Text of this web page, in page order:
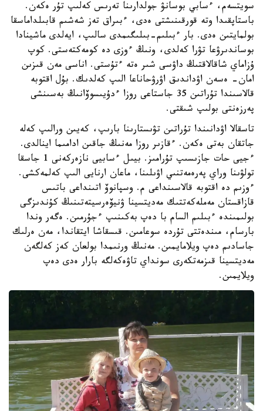
سويتسەم، ءسابي بوسانۋ جولدارىنا تەرىس كەلىپ تۇر ەكەن.
باستاپقىدا وتە قورقىنىشتى ەدى، ءبىراق تەز شەشىم قابىلداماسقا
بولمايتىن ەدى. بار ءبىلىم-بىلىگىمدى سالىپ، ايەلدى ماشينادا
بوساندىرۋعا تۋرا كەلدى، ونىڭ ءوزى دە كومەكتەستى. كوپ
ۇزاماي شاقالاقتىڭ داۋسى شىر ەتە ءتۇستى. اناسى مەن قىزىن
امان- ەسەن اۋداندىق اۋرۋحاناعا الىپ كەلدىك. بۇل اقتوبە
قالاسىندا تۇراتىن 35 جاستاعى روزا ءدۇيىسوۆانىڭ بەسىنشى
پەرزەنتى بولىپ شىقتى.
تاسقالا اۋدانىندا تۇراتىن تۋىستارىنا بارىپ، كەيىن ورالىپ كەلە
جاتقان بەتى ەكەن. ءقازىر روزا مەنىڭ جاقىن ادامىما اينالدى.
ءجيى حات جازىسىپ تۇرامىز. بيىل ءسابيى نازەركەنى 1 جاسقا
تولۋىنا وراي پەرەمەتنىي اۋىلىنا، ماعان ارنايى الىپ كەلمەكشى.
ءوزىم دە اقتوبە قالاسىنداعى م. وسپانوۆ اتىنداعى باتىس
قازاقستان مەملەكەتتىك مەديتسينا ۋنيۆەرسيتەتىنىڭ كۇندىزگى
بولىمىندە ءبىلىم السام با دەپ بەكىنىپ ءجۇرمىن. ەگەر وندا
بارسام، مىندەتتى تۇردە سوعامىن. قىسقاشا ايتقاندا، مەن ەرلىك
جاسادىم دەپ ويلامايمىن. مەنىڭ ورنىمدا بولعان كەز كەلگەن
مەديتسينا قىزمەتكەرى سونداي تاۋەكەلگە بارار ەدى دەپ
ويلايمىن.